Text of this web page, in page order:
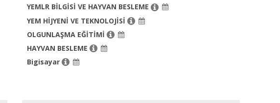
YEMLR BİLGİSİ VE HAYVAN BESLEME
YEM HİJYENİ VE TEKNOLOJİSİ
OLGUNLAŞMA EĞİTİMİ
HAYVAN BESLEME
Bigisayar